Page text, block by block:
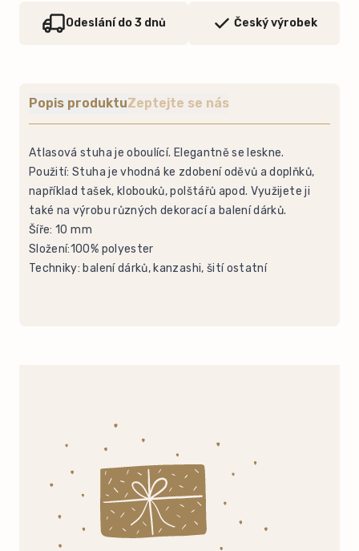
Odeslání do 3 dnů Český výrobek
Popis produktuZeptejte se nás
Atlasová stuha je oboulící. Elegantně se leskne.
Použití: Stuha je vhodná ke zdobení oděvů a doplňků,
například tašek, klobouků, polštářů apod. Využijete ji
také na výrobu různých dekorací a balení dárků.
Šíře: 10 mm
Složení:100% polyester
Techniky: balení dárků, kanzashi, šití ostatní